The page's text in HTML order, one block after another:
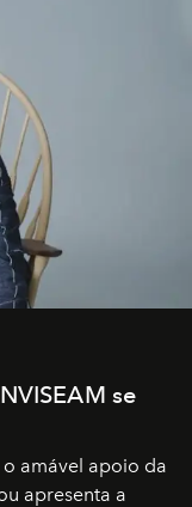
se
o amável apoio da
apresenta a